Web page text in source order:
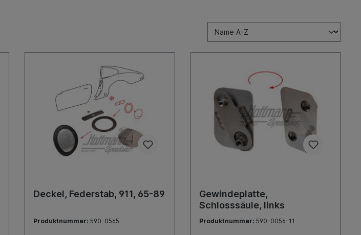
Deckel, Federstab, 911, 65-89
Produktnummer: 590-0565
Gewindeplatte,
Schlosssäule, links
Produktnummer: 590-0056-11